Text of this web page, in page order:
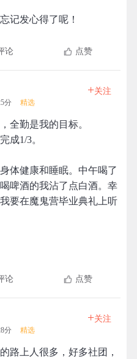
记发心得了呢！
论 点赞
分 精选
+关注
全勤是我的目标。
成1/3。
体健康和睡眠。中午喝了
啤酒的我沾了点白酒。幸
要在魔鬼营毕业典礼上听
论 点赞
分 精选
+关注
路上人很多，好多社团，